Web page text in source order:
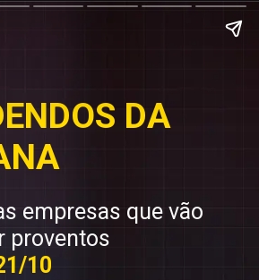
DA
empresas que vão
proventos
10